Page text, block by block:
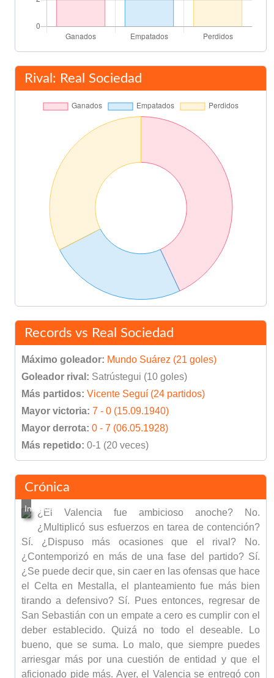
Rival: Real Sociedad
Records vs Real Sociedad
Máximo goleador: Mundo Suárez (21 goles)
Goleador rival: Satrústegui (10 goles)
Más partidos: Vicente Seguí (24 partidos)
Mayor victoria: 7 - 0 (15.09.1940)
Mayor derrota: 0 - 7 (06.05.1928)
Más repetido: 0-1 (20 veces)
Crónica
¿El Valencia fue ambicioso anoche? No.
¿Multiplicó sus esfuerzos en tarea de contención?
Sí. ¿Dispuso más ocasiones que el rival? No.
¿Contemporizó en más de una fase del partido? Sí.
¿Se puede decir que, sin caer en las ofensas que hace
el Celta en Mestalla, el planteamiento fue más bien
tirando a defensivo? Sí. Pues entonces, regresar de
San Sebastián con un empate a cero es cumplir con el
deber establecido. Quizá no todo el deseable. Lo
bueno, que se suma. Lo malo, que siempre puedes
arriesgar más por una cuestión de entidad y que el
aficionado pide más. Ayer, el Valencia se entregó con